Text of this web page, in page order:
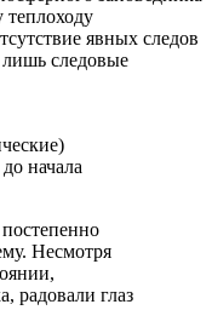
теплоходу
явных следов
следовые
начала
Несмотря
радовали глаз